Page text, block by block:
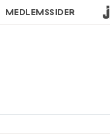
MEDLEMSSIDER